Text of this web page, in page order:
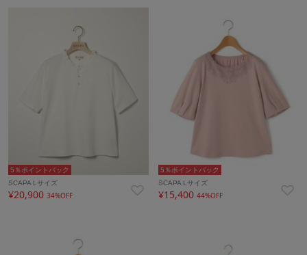
5％ポイントバック
SCAPA Lサイズ
¥20,900 34%OFF
5％ポイントバック
SCAPA Lサイズ
¥15,40044%OFF